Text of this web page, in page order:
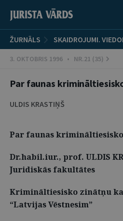
ŽURNĀLS SKAIDROJUMI.
3. OKTOBRIS 1996 • NR.21 (35)
Par faunas
ULDIS KRASTIŅŠ
Par faunas
Dr.habil.iur., prof. ULDIS
Juridiskās fakultātes
Krimināltiesisko zinātņu
“Latvijas Vēstnesim”